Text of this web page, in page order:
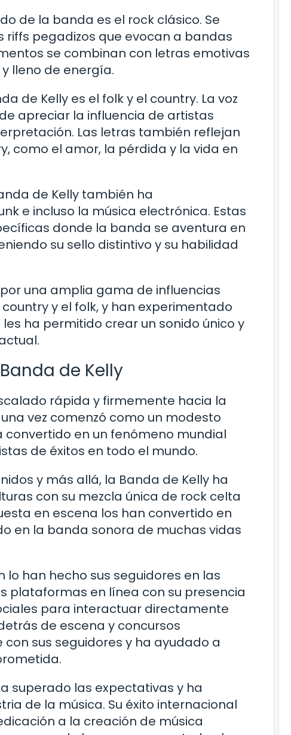
de la banda es el rock clásico. Se
pegadizos que evocan a bandas
se combinan con letras emotivas
lleno de energía.
de Kelly es el folk y el country. La voz
apreciar la influencia de artistas
Las letras también reflejan
como el amor, la pérdida y la vida en
de Kelly también ha
e incluso la música electrónica. Estas
donde la banda se aventura en
su sello distintivo y su habilidad
una amplia gama de influencias
y el folk, y han experimentado
ha permitido crear un sonido único y
de Kelly
rápida y firmemente hacia la
vez comenzó como un modesto
en un fenómeno mundial
de éxitos en todo el mundo.
y más allá, la Banda de Kelly ha
con su mezcla única de rock celta
en escena los han convertido en
en la banda sonora de muchas vidas
han hecho sus seguidores en las
plataformas en línea con su presencia
para interactuar directamente
de escena y concursos
sus seguidores y ha ayudado a
superado las expectativas y ha
de la música. Su éxito internacional
a la creación de música